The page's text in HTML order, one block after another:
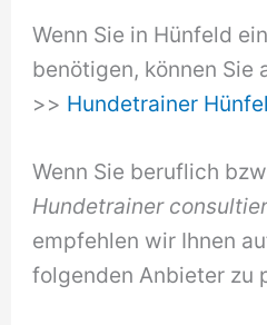
Wenn Sie in Hünfeld
benötigen, können Sie
>> Hundetrainer
Wenn Sie beruflich
Hundetrainer
empfehlen wir Ihnen
folgenden Anbieter zu